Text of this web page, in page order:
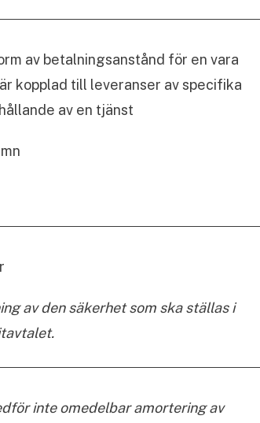
av betalningsanstånd för en vara
kopplad till leveranser av specifika
av en tjänst
av den säkerhet som ska ställas i
inte omedelbar amortering av